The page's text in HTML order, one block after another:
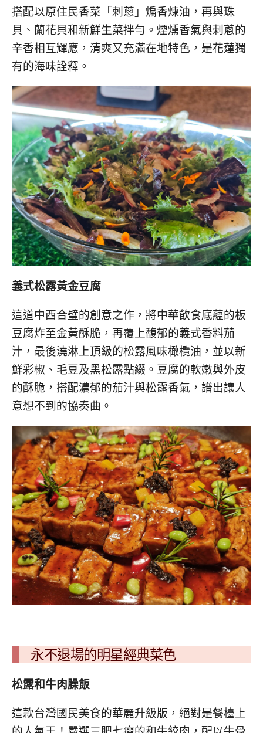
搭配以原住民香菜「剌蔥」煸香煉油，再與珠
貝、蘭花貝和新鮮生菜拌勻。煙燻香氣與刺蔥的
辛香相互輝應，清爽又充滿在地特色，是花蓮獨
有的海味詮釋。
義式松露黃金豆腐
這道中西合璧的創意之作，將中華飲食底蘊的板
豆腐炸至金黃酥脆，再覆上馥郁的義式香料茄
汁，最後澆淋上頂級的松露風味橄欖油，並以新
鮮彩椒、毛豆及黑松露點綴。豆腐的軟嫩與外皮
的酥脆，搭配濃郁的茄汁與松露香氣，譜出讓人
意想不到的協奏曲。
永不退場的明星經典菜色
松露和牛肉臊飯
這款台灣國民美食的華麗升級版，絕對是餐檯上